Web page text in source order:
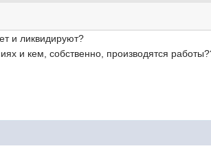
и ликвидируют?
и кем, собственно, производятся